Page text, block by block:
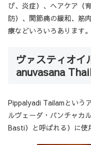
び、炎症）、ヘアケア（
防）、関節痛の緩和、筋
療などいろいろあります。
ヴァスティオ
anuvasana
Pippalyadi Tailamという
ルヴェーダ・パンチャカ
Basti）と呼ばれる）に使